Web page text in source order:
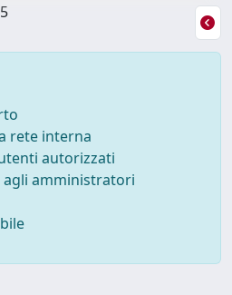
rete interna
autorizzati
amministratori